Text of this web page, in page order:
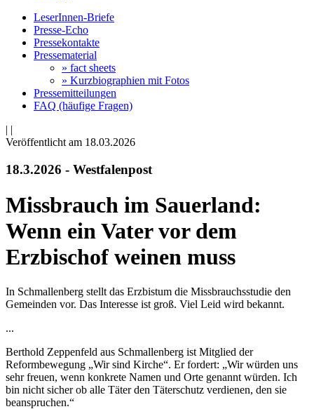
LeserInnen-Briefe
Presse-Echo
Pressekontakte
Pressematerial
» fact sheets
» Kurzbiographien mit Fotos
Pressemitteilungen
FAQ (häufige Fragen)
| |
Veröffentlicht am 18­.03.2026
18.3.2026 - Westfalenpost
Missbrauch im Sauerland:
Wenn ein Vater vor dem
Erzbischof weinen muss
In Schmallenberg stellt das Erzbistum die Missbrauchsstudie den
Gemeinden vor. Das Interesse ist groß. Viel Leid wird bekannt.
...
Berthold Zeppenfeld aus Schmallenberg ist Mitglied der
Reformbewegung „Wir sind Kirche“. Er fordert: „Wir würden uns
sehr freuen, wenn konkrete Namen und Orte genannt würden. Ich
bin nicht sicher ob alle Täter den Täterschutz verdienen, den sie
beanspruchen.“